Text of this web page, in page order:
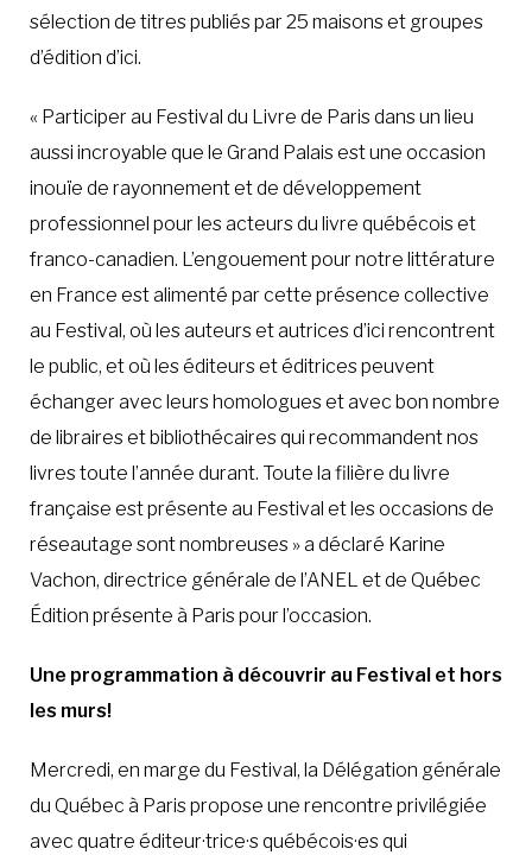
sélection de titres publiés par 25 maisons et groupes
d’édition d’ici.
« Participer au Festival du Livre de Paris dans un lieu
aussi incroyable que le Grand Palais est une occasion
inouïe de rayonnement et de développement
professionnel pour les acteurs du livre québécois et
franco-canadien. L’engouement pour notre littérature
en France est alimenté par cette présence collective
au Festival, où les auteurs et autrices d’ici rencontrent
le public, et où les éditeurs et éditrices peuvent
échanger avec leurs homologues et avec bon nombre
de libraires et bibliothécaires qui recommandent nos
livres toute l’année durant. Toute la filière du livre
française est présente au Festival et les occasions de
réseautage sont nombreuses » a déclaré Karine
Vachon, directrice générale de l’ANEL et de Québec
Édition présente à Paris pour l’occasion.
Une programmation à découvrir au Festival et hors
les murs!
Mercredi, en marge du Festival, la Délégation générale
du Québec à Paris propose une rencontre privilégiée
avec quatre éditeur·trice·s québécois·es qui